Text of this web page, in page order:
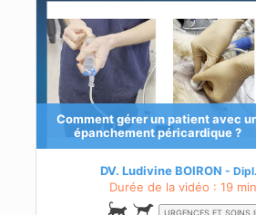
Comment gérer un patient avec
épanchement péricardique ?
DV. Ludivine BOIRON Dipl.
Durée de la vidéo : 19 min
URGENCES ET SOINS